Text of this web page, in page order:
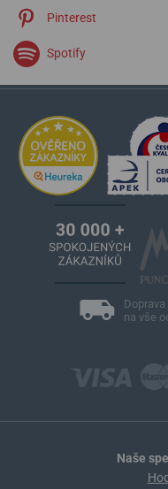
Pinterest
Spotify
na vše
Naše